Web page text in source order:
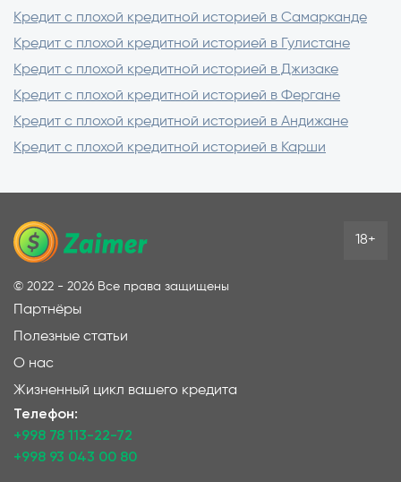
Кредит с плохой кредитной историей в Самарканде
Кредит с плохой кредитной историей в Гулистане
Кредит с плохой кредитной историей в Джизаке
Кредит с плохой кредитной историей в Фергане
Кредит с плохой кредитной историей в Андижане
Кредит с плохой кредитной историей в Карши
© 2022 - 2026 Все права защищены
Партнёры
Полезные статьи
О нас
Жизненный цикл вашего кредита
Телефон:
+998 78 113-22-72
+998 93 043 00 80
18+